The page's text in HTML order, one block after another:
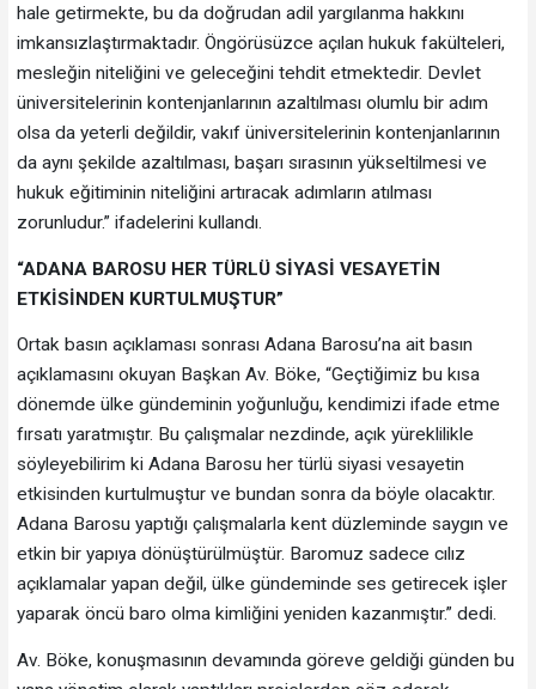
hale getirmekte, bu da doğrudan adil yargılanma hakkını
imkansızlaştırmaktadır. Öngörüsüzce açılan hukuk fakülteleri,
mesleğin niteliğini ve geleceğini tehdit etmektedir. Devlet
üniversitelerinin kontenjanlarının azaltılması olumlu bir adım
olsa da yeterli değildir, vakıf üniversitelerinin kontenjanlarının
da aynı şekilde azaltılması, başarı sırasının yükseltilmesi ve
hukuk eğitiminin niteliğini artıracak adımların atılması
zorunludur.” ifadelerini kullandı.
“ADANA BAROSU HER TÜRLÜ SİYASİ VESAYETİN
ETKİSİNDEN KURTULMUŞTUR”
Ortak basın açıklaması sonrası Adana Barosu’na ait basın
açıklamasını okuyan Başkan Av. Böke, “Geçtiğimiz bu kısa
dönemde ülke gündeminin yoğunluğu, kendimizi ifade etme
fırsatı yaratmıştır. Bu çalışmalar nezdinde, açık yüreklilikle
söyleyebilirim ki Adana Barosu her türlü siyasi vesayetin
etkisinden kurtulmuştur ve bundan sonra da böyle olacaktır.
Adana Barosu yaptığı çalışmalarla kent düzleminde saygın ve
etkin bir yapıya dönüştürülmüştür. Baromuz sadece cılız
açıklamalar yapan değil, ülke gündeminde ses getirecek işler
yaparak öncü baro olma kimliğini yeniden kazanmıştır.” dedi.
Av. Böke, konuşmasının devamında göreve geldiği günden bu